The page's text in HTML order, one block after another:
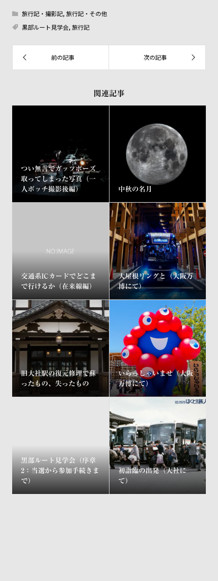
旅行記・撮影記, 旅行記・その他
黒部ルート見学会, 旅行記
関連記事
つい無言でガッツポーズ
取ってしまった写真（一
人ボッチ撮影後編）
中秋の名月
交通系ICカードでどこま
で行けるか（在来線編）
大屋根リングと（大阪万
博にて）
旧大社駅の復元修理で蘇
ったもの、失ったもの
いらっしゃいませ（大阪
万博にて）
黒部ルート見学会（序章
2：当選から参加手続きま
で）
初詣臨の出発（大社に
て）